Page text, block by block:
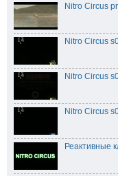
Nitro Circus
Nitro Circus
Nitro Circus
Nitro Circus
Реактивные